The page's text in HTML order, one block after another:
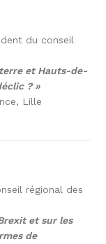
du conseil
et Hauts-de-
? »
Lille
régional des
et sur les
de